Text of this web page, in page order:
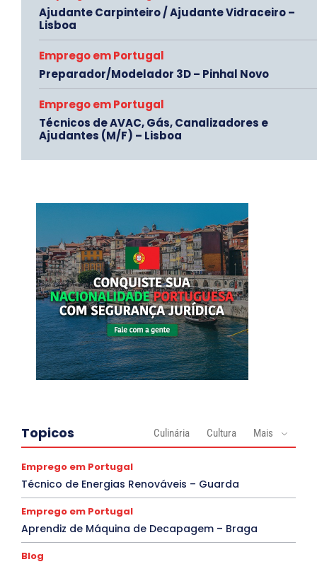
Ajudante Carpinteiro / Ajudante Vidraceiro –
Lisboa
Emprego em Portugal
Preparador/Modelador 3D – Pinhal Novo
Emprego em Portugal
Técnicos de AVAC, Gás, Canalizadores e
Ajudantes (M/F) – Lisboa
Topicos Culinária Cultura Mais
Emprego em Portugal
Técnico de Energias Renováveis – Guarda
Emprego em Portugal
Aprendiz de Máquina de Decapagem – Braga
Blog